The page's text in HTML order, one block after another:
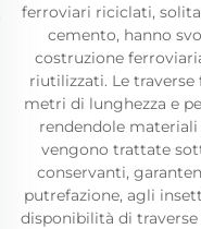
ferroviari riciclati,
cemento, hanno
costruzione
riutilizzati. Le traverse
metri di lunghezza e
rendendole
vengono trattate
conservanti,
putrefazione, agli
disponibilità di